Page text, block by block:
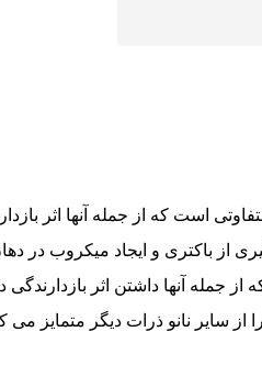
است که از جمله آنها اثر
از باکتری و ایجاد میکروب در
آنها داشتن اثر بازدارندگی
سایر نانو ذرات دیگر متمایز می